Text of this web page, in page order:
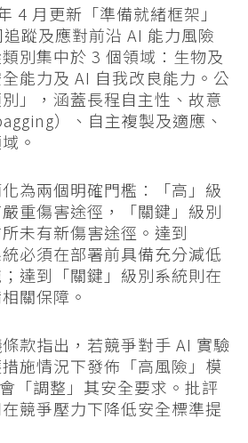
4 月更新「準備就緒框架」
蹤及應對前沿 AI 能力風險
別集中於 3 個領域：生物及
能力及 AI 自我改良能力。公
」，涵蓋長程自主性、故意
）、自主複製及適應、
。
為兩個明確門檻：「高」級
重傷害途徑，「關鍵」級別
未有新傷害途徑。達到
統必須在部署前具備充分減低
達到「關鍵」級別系統則在
關保障。
款指出，若競爭對手 AI 實驗
施情況下發佈「高風險」模
「調整」其安全要求。批評
競爭壓力下降低安全標準提